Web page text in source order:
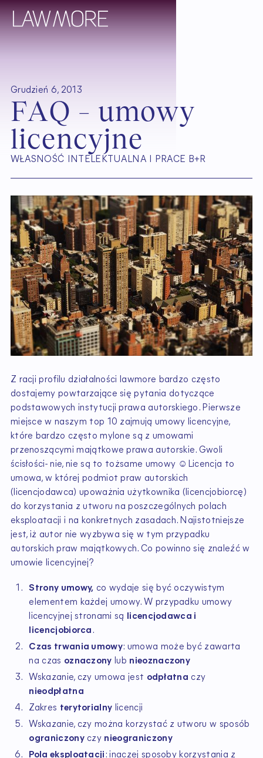
Grudzień 6, 2013
FAQ – umowy
licencyjne
WŁASNOŚĆ INTELEKTUALNA I PRACE B+R
Z racji profilu działalności lawmore bardzo często
dostajemy powtarzające się pytania dotyczące
podstawowych instytucji prawa autorskiego. Pierwsze
miejsce w naszym top 10 zajmują umowy licencyjne,
które bardzo często mylone są z umowami
przenoszącymi majątkowe prawa autorskie. Gwoli
ścisłości- nie, nie są to tożsame umowy ☺Licencja to
umowa, w której podmiot praw autorskich
(licencjodawca) upoważnia użytkownika (licencjobiorcę)
do korzystania z utworu na poszczególnych polach
eksploatacji i na konkretnych zasadach. Najistotniejsze
jest, iż autor nie wyzbywa się w tym przypadku
autorskich praw majątkowych. Co powinno się znaleźć w
umowie licencyjnej?
Strony umowy, co wydaje się być oczywistym
elementem każdej umowy. W przypadku umowy
licencyjnej stronami są licencjodawca i
licencjobiorca.
Czas trwania umowy: umowa może być zawarta
na czas oznaczony lub nieoznaczony
Wskazanie, czy umowa jest odpłatna czy
nieodpłatna
Zakres terytorialny licencji
Wskazanie, czy można korzystać z utworu w sposób
ograniczonyczy nieograniczony
Pola eksploatacji: inaczej sposoby korzystania z